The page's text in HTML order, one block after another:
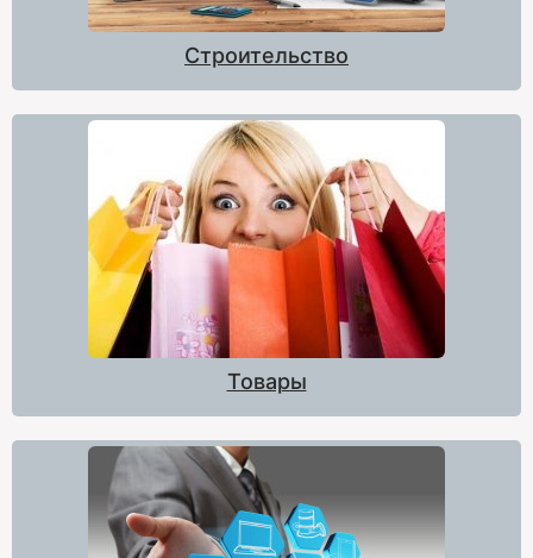
Строительство
Товары